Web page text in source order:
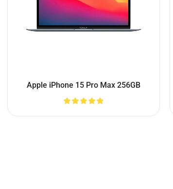
Apple iPhone 15 Pro Max 256GB